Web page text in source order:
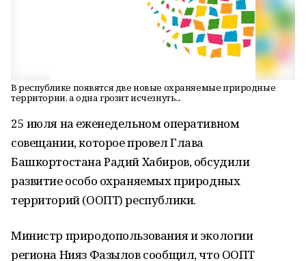
В республике появятся две новые охраняемые природные
территории, а одна грозит исчезнуть...
25 июля на еженедельном оперативном
совещании, которое провел Глава
Башкортостана Радий Хабиров, обсудили
развитие особо охраняемых природных
территорий (ООПТ) республики.
Министр природопользования и экологии
региона Нияз Фазылов сообщил, что ООПТ